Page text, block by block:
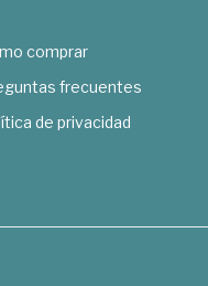
comprar
frecuentes
de privacidad